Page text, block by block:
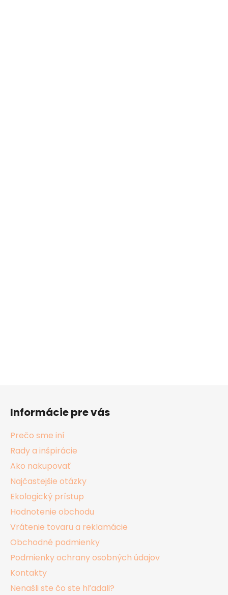
Informácie pre vás
Prečo sme iní
Rady a inšpirácie
Ako nakupovať
Najčastejšie otázky
Ekologický prístup
Hodnotenie obchodu
Vrátenie tovaru a reklamácie
Obchodné podmienky
Podmienky ochrany osobných údajov
Kontakty
Nenašli ste čo ste hľadali?